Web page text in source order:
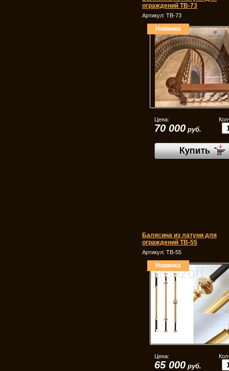
ограждений ТВ-73
Артикул: ТВ-73
Новинка
Цена:
70 000 руб.
Балясина из латуни для
ограждений ТВ-55
Артикул: ТВ-55
Новинка
Цена:
65 000 руб.